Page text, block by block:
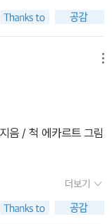
과정이다. 몇몇 나무
뿐만 아니라 세상의
와 동물의 종류가 조
얻어 우리나라판으로
겠다. 아이들이 주변
본다면 더 와닿을텐
을까?아마도 다 이
음 / 척 에카르트 그림
더보기